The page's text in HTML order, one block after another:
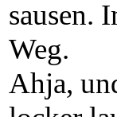
sausen.
Weg.
Ahja,